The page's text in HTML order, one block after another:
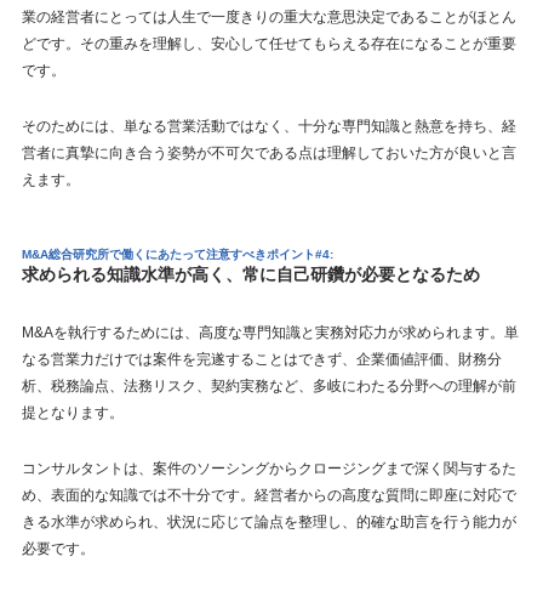
業の経営者にとっては人生で一度きりの重大な意思決定であることがほとん
どです。その重みを理解し、安心して任せてもらえる存在になることが重要
です。
そのためには、単なる営業活動ではなく、十分な専門知識と熱意を持ち、経
営者に真摯に向き合う姿勢が不可欠である点は理解しておいた方が良いと言
えます。
M&A総合研究所で働くにあたって注意すべきポイント#4:
求められる知識水準が高く、常に自己研鑽が必要となるため
M&Aを執行するためには、高度な専門知識と実務対応力が求められます。単
なる営業力だけでは案件を完遂することはできず、企業価値評価、財務分
析、税務論点、法務リスク、契約実務など、多岐にわたる分野への理解が前
提となります。
コンサルタントは、案件のソーシングからクロージングまで深く関与するた
め、表面的な知識では不十分です。経営者からの高度な質問に即座に対応で
きる水準が求められ、状況に応じて論点を整理し、的確な助言を行う能力が
必要です。